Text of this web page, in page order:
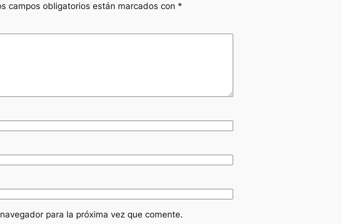
campos obligatorios están marcados con *
para la próxima vez que comente.